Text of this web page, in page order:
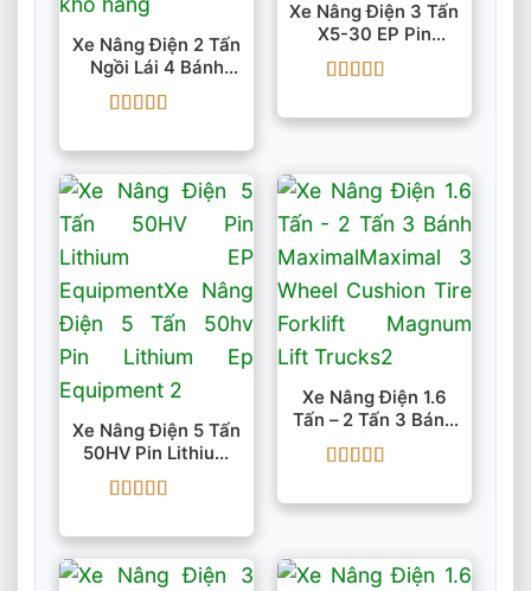
Xe Nâng Điện 2 Tấn
Ngồi Lái 4 Bánh
EFL203P Pin 80V
Li-Ion
hạng55 sao
Xe Nâng Điện 3 Tấn
X5-30 EP Pin
Lithium
hạng55 sao
Xe Nâng Điện 5 Tấn
50HV Pin Lithium
EP Equipment
hạng55 sao
Xe Nâng Điện 1.6
Tấn – 2 Tấn 3 Bánh
Maximal
hạng4.55